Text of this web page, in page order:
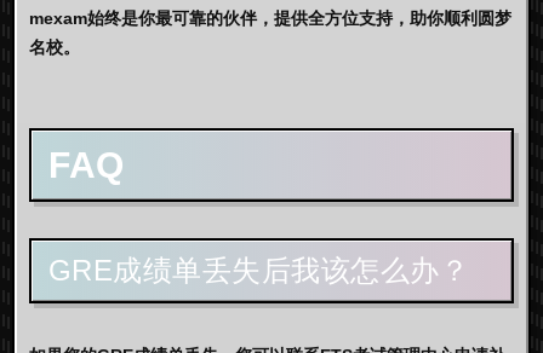
mexam始终是你最可靠的伙伴，提供全方位支持，助你顺利圆梦
名校。
FAQ
GRE成绩单丢失后我该怎么办？